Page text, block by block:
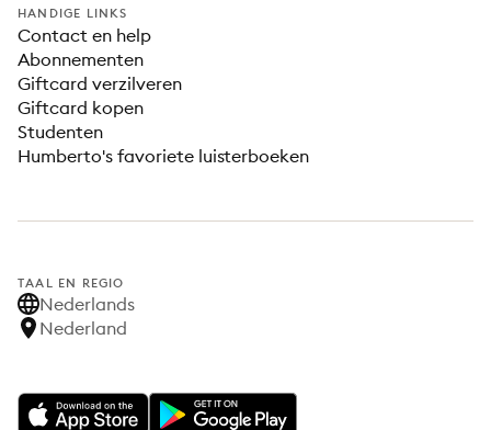
HANDIGE LINKS
Contact en help
Abonnementen
Giftcard verzilveren
Giftcard kopen
Studenten
Humberto's favoriete luisterboeken
TAAL EN REGIO
Nederlands
Nederland